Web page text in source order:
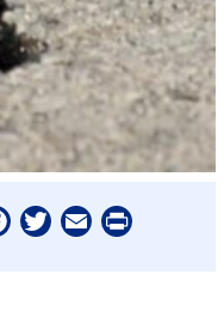
Facebook
Twitter
EmailPrint